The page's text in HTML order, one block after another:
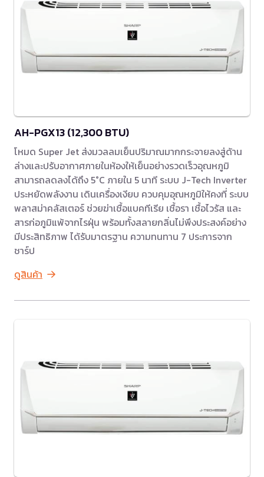
AH-PGX13 (12,300 BTU)
โหมด Super Jet ส่งมวลลมเย็นปริมาณมากกระจายลงสู่ด้าน
ล่างและปรับอากาศภายในห้องให้เย็นอย่างรวดเร็วอุณหภูมิ
สามารถลดลงได้ถึง 5°C ภายใน 5 นาที ระบบ J-Tech Inverter
ประหยัดพลังงาน เดินเครื่องเงียบ ควบคุมอุณหภูมิให้คงที่ ระบบ
พลาสม่าคลัสเตอร์ ช่วยฆ่าเชื้อแบคทีเรีย เชื้อรา เชื้อไวรัส และ
สารก่อภูมิแพ้จากไรฝุ่น พร้อมทั้งสลายกลิ่นไม่พึงประสงค์อย่าง
มีประสิทธิภาพ ได้รับมาตรฐาน ความทนทาน 7 ประการจาก
ชาร์ป
ดูสินค้า